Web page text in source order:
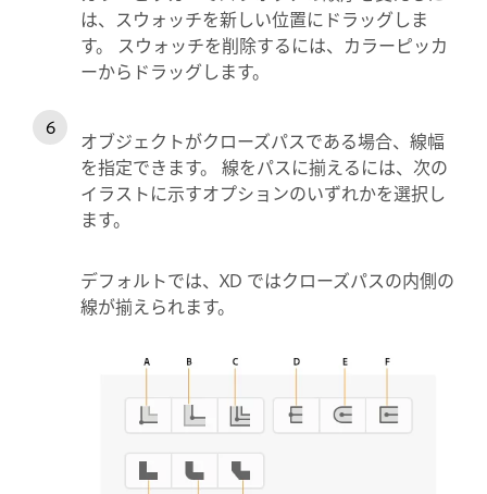
は、スウォッチを新しい位置にドラッグしま
す。 スウォッチを削除するには、カラーピッカ
ーからドラッグします。
オブジェクトがクローズパスである場合、線幅
を指定できます。 線をパスに揃えるには、次の
イラストに示すオプションのいずれかを選択し
ます。
デフォルトでは、XD ではクローズパスの内側の
線が揃えられます。